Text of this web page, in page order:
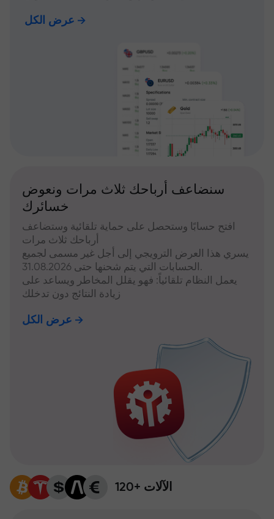
عرض الكل
سنضاعف أرباحك ثلاث مرات ونعوض
خسائرك
افتح حسابًا وستحصل على حماية تلقائية وستضاعف
أرباحك ثلاث مرات
يسري هذا العرض الترويجي إلى أجل غير مسمى لجميع
الحسابات التي يتم شحنها حتى 31.08.2026.
يعمل النظام تلقائياً: فهو يقلل المخاطر ويساعد على
زيادة النتائج دون تدخلك
عرض الكل
120+ الآلات